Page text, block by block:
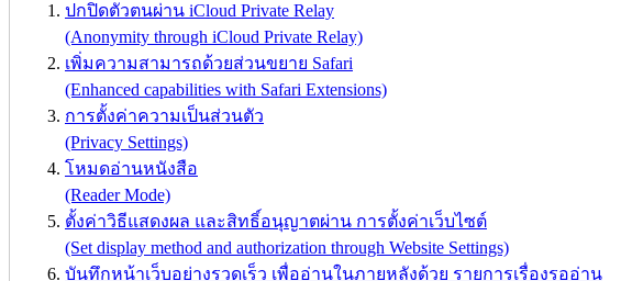
ปกปิดตัวตนผ่าน iCloud Private Relay
(Anonymity through iCloud Private Relay)
เพิ่มความสามารถด้วยส่วนขยาย Safari
(Enhanced capabilities with Safari Extensions)
การตั้งค่าความเป็นส่วนตัว
(Privacy Settings)
โหมดอ่านหนังสือ
(Reader Mode)
ตั้งค่าวิธีแสดงผล และสิทธิ์อนุญาตผ่าน การตั้งค่าเว็บไซต์
(Set display method and authorization through Website Settings)
บันทึกหน้าเว็บอย่างรวดเร็ว เพื่ออ่านในภายหลังด้วย รายการเรื่องรออ่าน